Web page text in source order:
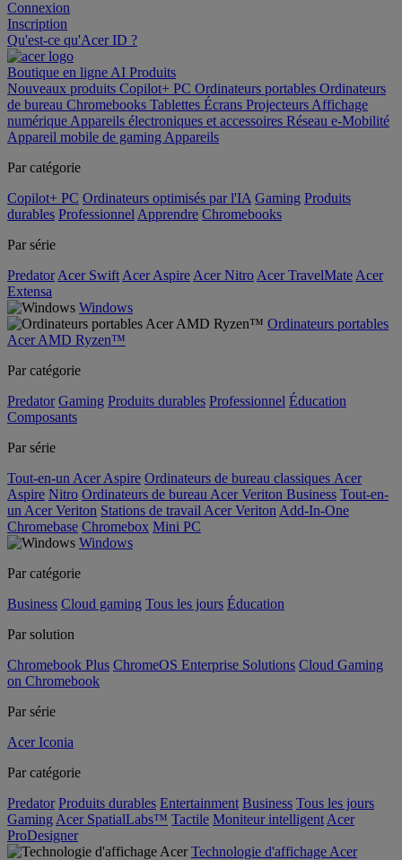
Connexion
Inscription
Qu'est-ce qu'Acer ID ?
Boutique en ligne AI Produits
Nouveaux produits Copilot+ PC Ordinateurs portables Ordinateurs
de bureau Chromebooks Tablettes Écrans Projecteurs Affichage
numérique Appareils électroniques et accessoires Réseau e-Mobilité
Appareil mobile de gaming Appareils
Par catégorie
Copilot+ PC Ordinateurs optimisés par l'IA Gaming Produits
durables Professionnel Apprendre Chromebooks
Par série
Predator Acer Swift Acer Aspire Acer Nitro Acer TravelMate Acer
Extensa
Windows
Ordinateurs portables
Acer AMD Ryzen™
Par catégorie
Predator Gaming Produits durables Professionnel Éducation
Composants
Par série
Tout-en-un Acer Aspire Ordinateurs de bureau classiques Acer
Aspire Nitro Ordinateurs de bureau Acer Veriton Business Tout-en-
un Acer Veriton Stations de travail Acer Veriton Add-In-One
Chromebase Chromebox Mini PC
Windows
Par catégorie
Business Cloud gaming Tous les jours Éducation
Par solution
Chromebook Plus ChromeOS Enterprise Solutions Cloud Gaming
on Chromebook
Par série
Acer Iconia
Par catégorie
Predator Produits durables Entertainment Business Tous les jours
Gaming Acer SpatialLabs™ Tactile Moniteur intelligent Acer
ProDesigner
Technologie d'affichage Acer